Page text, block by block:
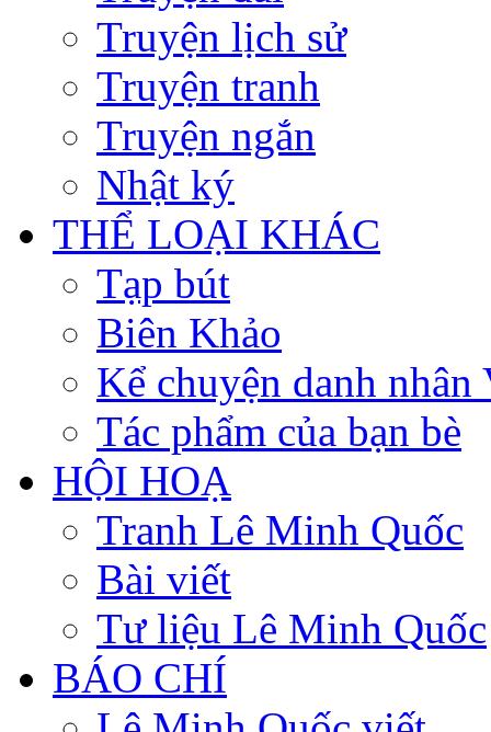
Truyện lịch sử
Truyện tranh
Truyện ngắn
Nhật ký
THỂ LOẠI KHÁC
Tạp bút
Biên Khảo
Kể chuyện danh nhân
Tác phẩm của bạn bè
HỘI HOẠ
Tranh Lê Minh Quốc
Bài viết
Tư liệu Lê Minh Quốc
BÁO CHÍ